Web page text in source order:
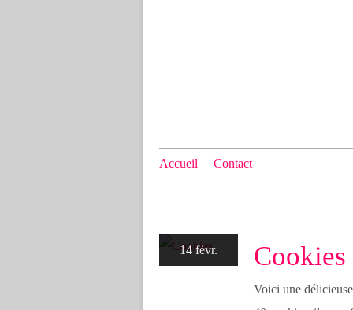
Accueil Contact
14 févr. Cookies
Voici une